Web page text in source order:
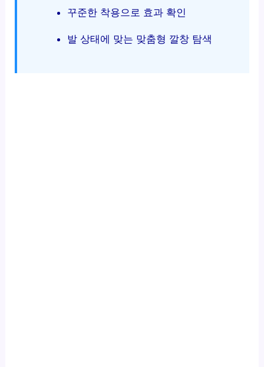
꾸준한 착용으로 효과 확인
발 상태에 맞는 맞춤형 깔창 탐색